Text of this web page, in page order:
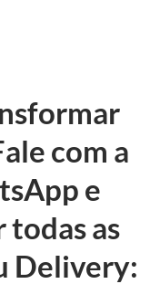
com a
e
todas as
Delivery: